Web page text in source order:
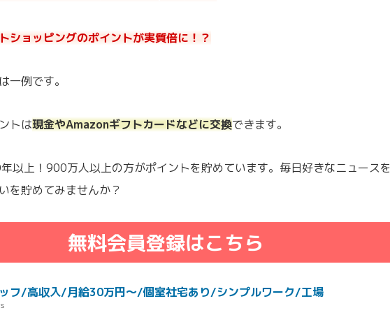
ショッピングのポイントが実質倍に！？
一例です。
トは現金やAmazonギフトカードなどに交換できます。
以上！900万人以上の方がポイントを貯めています。毎日好きなニュースを
を貯めてみませんか？
無料会員登録はこちら
フ/高収入/月給30万円～/個室社宅あり/シンプルワーク/工場